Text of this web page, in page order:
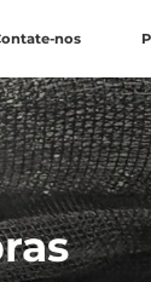
nos